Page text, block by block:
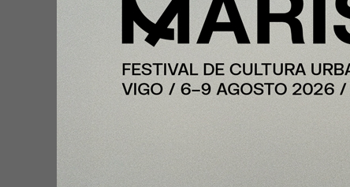
Tu opinión enriquece este artículo:
Ingresar con Google
Te puede interesar: